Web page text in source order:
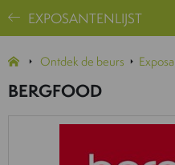
EXPOSANTENLIJST
Ontdek de beurs
BERGFOOD